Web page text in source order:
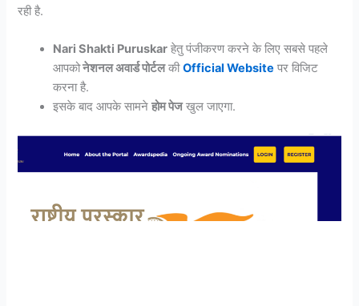
रही है.
Nari Shakti Puruskar हेतु पंजीकरण करने के लिए सबसे पहले
आपकोनेशनल अवार्ड पोर्टलकीOfficial Website पर विजिट
करना है.
इसके बाद आपके सामनेहोम पेजखुल जाएगा.